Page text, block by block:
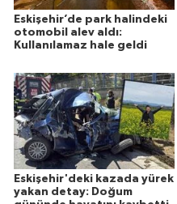
Eskişehir’de park halindeki
otomobil alev aldı:
Kullanılamaz hale geldi
Eskişehir'deki kazada yürek
yakan detay: Doğum